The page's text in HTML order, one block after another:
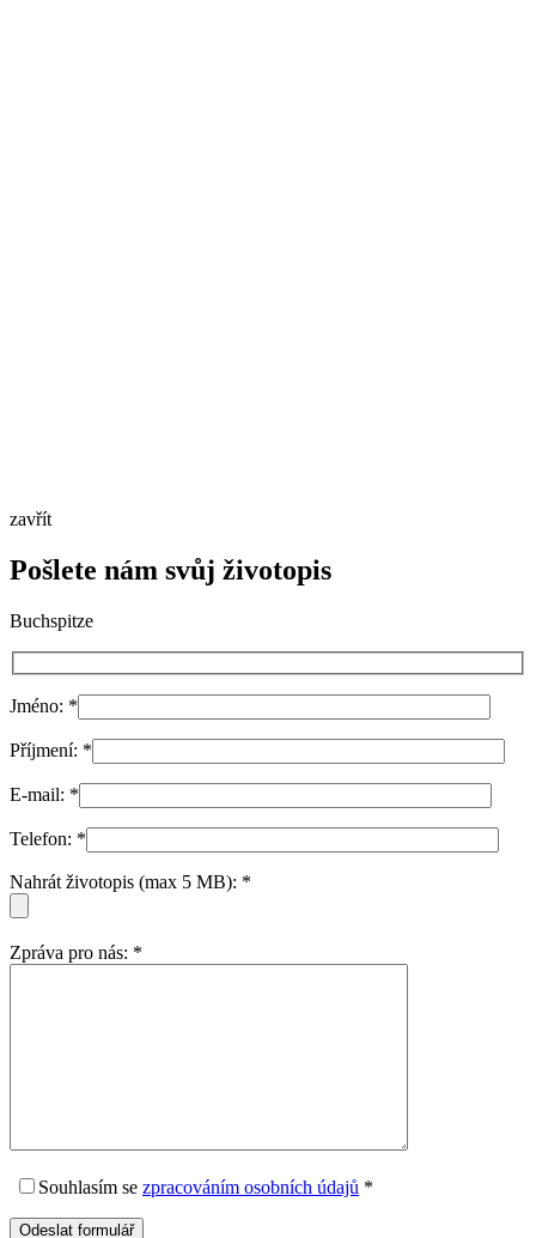
zavřít
Pošlete nám svůj životopis
Buchspitze
Jméno: *
Příjmení: *
E-mail: *
Telefon: *
Nahrát životopis (max 5 MB): *
Zpráva pro nás: *
Souhlasím se zpracováním osobních údajů *